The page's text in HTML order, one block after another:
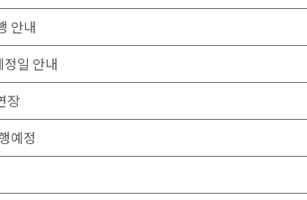
안내
일 안내
장
예정